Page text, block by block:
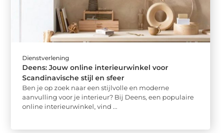
Dienstverlening
Deens: Jouw online interieurwinkel voor
Scandinavische stijl en sfeer
Ben je op zoek naar een stijlvolle en moderne
aanvulling voor je interieur? Bij Deens, een populaire
online interieurwinkel, vind ...